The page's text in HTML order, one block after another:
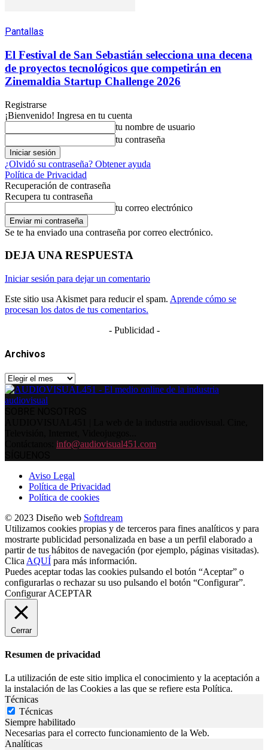
Pantallas
El Festival de San Sebastián selecciona una decena
de proyectos tecnológicos que competirán en
Zinemaldia Startup Challenge 2026
Registrarse
¡Bienvenido! Ingresa en tu cuenta
tu nombre de usuario
tu contraseña
¿Olvidó su contraseña? Obtener ayuda
Política de Privacidad
Recuperación de contraseña
Recupera tu contraseña
tu correo electrónico
Se te ha enviado una contraseña por correo electrónico.
DEJA UNA RESPUESTA
Iniciar sesión para dejar un comentario
Este sitio usa Akismet para reducir el spam. Aprende cómo se
procesan los datos de tus comentarios.
- Publicidad -
Archivos
Archivos
info@audiovisual451.com
Aviso Legal
Política de Privacidad
Política de cookies
© 2023 Diseño web Softdream
Utilizamos cookies propias y de terceros para fines analíticos y para
mostrarte publicidad personalizada en base a un perfil elaborado a
partir de tus hábitos de navegación (por ejemplo, páginas visitadas).
Clica AQUÍ para más información.
Puedes aceptar todas las cookies pulsando el botón “Aceptar” o
configurarlas o rechazar su uso pulsando el botón “Configurar”.
Configurar ACEPTAR
Cerrar
Resumen de privacidad
La utilización de este sitio implica el conocimiento y la aceptación a
la instalación de las Cookies a las que se refiere esta Política.
Técnicas
Técnicas
Siempre habilitado
Necesarias para el correcto funcionamiento de la Web.
Analíticas